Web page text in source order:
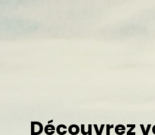
Découvrez